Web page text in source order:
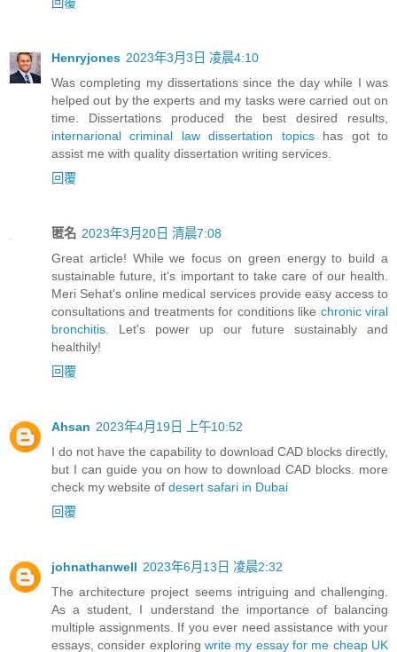
Henryjones 2023年3月3日 凌晨4:10
Was completing my dissertations since the day while I was
helped out by the experts and my tasks were carried out on
time. Dissertations produced the best desired results,
internarional criminal law dissertation topicshas got to
assist me with quality dissertation writing services.
回覆
匿名 2023年3月20日 清晨7:08
Great article! While we focus on green energy to build a
sustainable future, it's important to take care of our health.
Meri Sehat's online medical services provide easy access to
consultations and treatments for conditions like chronic viral
bronchitis . Let's power up our future sustainably and
healthily!
回覆
Ahsan 2023年4月19日 上午10:52
I do not have the capability to download CAD blocks directly,
but I can guide you on how to download CAD blocks. more
check my website of desert safari in Dubai
回覆
johnathanwell 2023年6月13日 凌晨2:32
The architecture project seems intriguing and challenging.
As a student, I understand the importance of balancing
multiple assignments. If you ever need assistance with your
essays, consider exploring write my essay for me cheap UK